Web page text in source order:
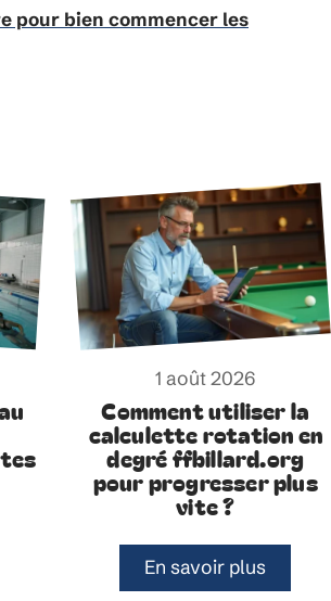
pour bien commencer les
1 août 2026
Comment utiliser la
calculette rotation en
degré ffbillard.org
pour progresser plus
vite ?
En savoir plus